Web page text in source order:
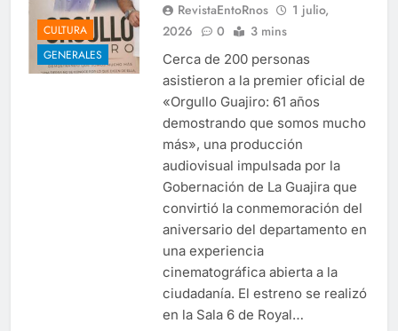
CULTURA
GENERALES
RevistaEntoRnos
1 julio,
2026
0 3 mins
Cerca de 200 personas
asistieron a la premier oficial de
«Orgullo Guajiro: 61 años
demostrando que somos mucho
más», una producción
audiovisual impulsada por la
Gobernación de La Guajira que
convirtió la conmemoración del
aniversario del departamento en
una experiencia
cinematográfica abierta a la
ciudadanía. El estreno se realizó
en la Sala 6 de Royal…